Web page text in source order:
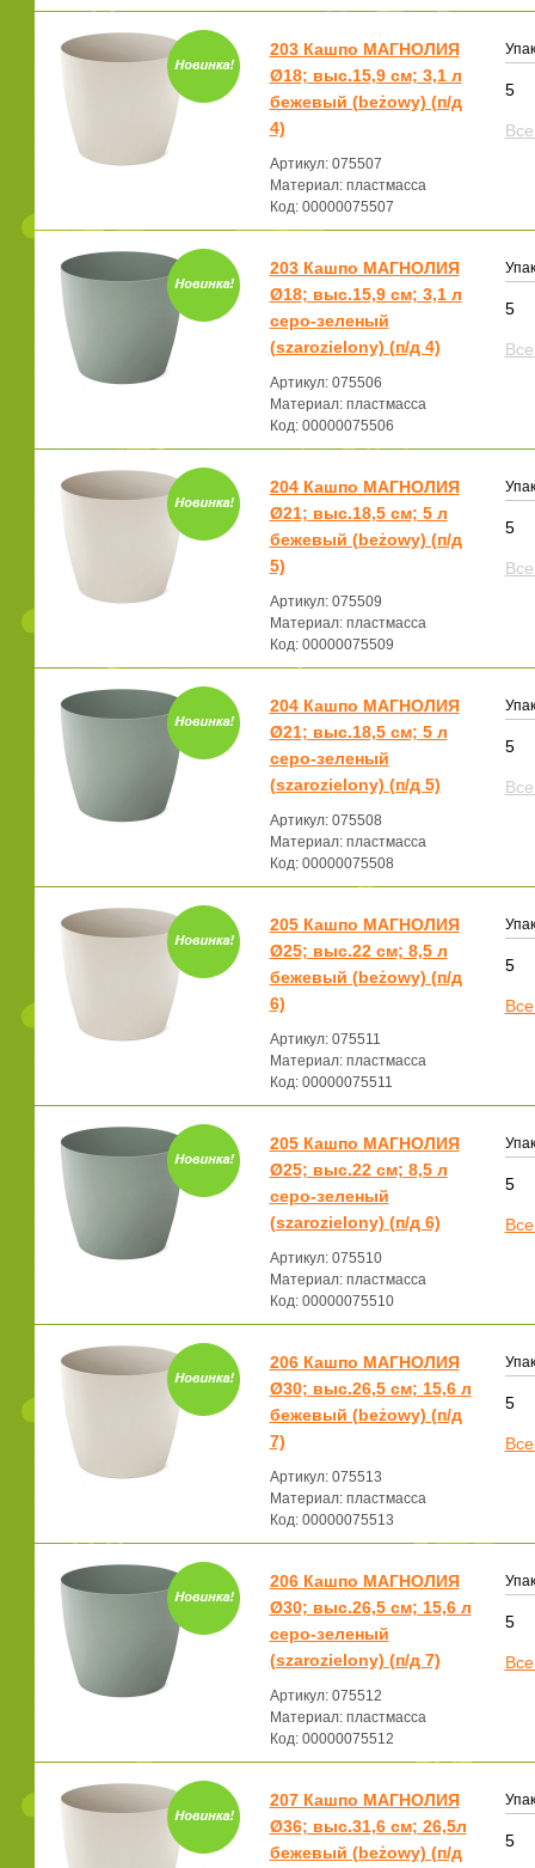
203 Кашпо МАГНОЛИЯ
Ø18; выс.15,9 см; 3,1 л
бежевый (beżowy) (п/д
4)
Артикул: 075507
Материал: пластмасса
Код: 00000075507
5
203 Кашпо МАГНОЛИЯ
Ø18; выс.15,9 см; 3,1 л
серо-зеленый
(szarozielony) (п/д 4)
Артикул: 075506
Материал: пластмасса
Код: 00000075506
5
204 Кашпо МАГНОЛИЯ
Ø21; выс.18,5 см; 5 л
бежевый (beżowy) (п/д
5)
Артикул: 075509
Материал: пластмасса
Код: 00000075509
5
204 Кашпо МАГНОЛИЯ
Ø21; выс.18,5 см; 5 л
серо-зеленый
(szarozielony) (п/д 5)
Артикул: 075508
Материал: пластмасса
Код: 00000075508
5
205 Кашпо МАГНОЛИЯ
Ø25; выс.22 см; 8,5 л
бежевый (beżowy) (п/д
6)
Артикул: 075511
Материал: пластмасса
Код: 00000075511
5
205 Кашпо МАГНОЛИЯ
Ø25; выс.22 см; 8,5 л
серо-зеленый
(szarozielony) (п/д 6)
Артикул: 075510
Материал: пластмасса
Код: 00000075510
5
206 Кашпо МАГНОЛИЯ
Ø30; выс.26,5 см; 15,6 л
бежевый (beżowy) (п/д
7)
Артикул: 075513
Материал: пластмасса
Код: 00000075513
5
206 Кашпо МАГНОЛИЯ
Ø30; выс.26,5 см; 15,6 л
серо-зеленый
(szarozielony) (п/д 7)
Артикул: 075512
Материал: пластмасса
Код: 00000075512
5
207 Кашпо МАГНОЛИЯ
Ø36; выс.31,6 см; 26,5л
бежевый (beżowy) (п/д
5